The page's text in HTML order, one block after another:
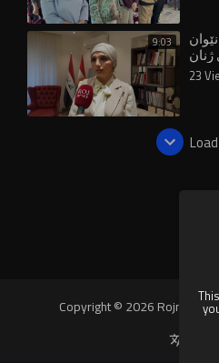
9:03
23
Copyright © 2026 Rojnews